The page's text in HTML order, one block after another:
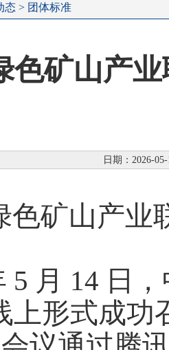
态 > 团体标准
色矿山产
日期：2026-
色矿山产业
5 月 14 日
上形式成功